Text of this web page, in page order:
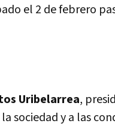
el 2 de febrero
Uribelarrea,
sociedad y a las